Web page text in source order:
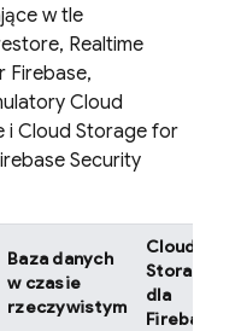
w tle
, Realtime
Firebase,
Cloud
i Cloud Storage for
Security
Baza danych
w czasie
rzeczywistym
Cloud
Storage
dla
Firebase